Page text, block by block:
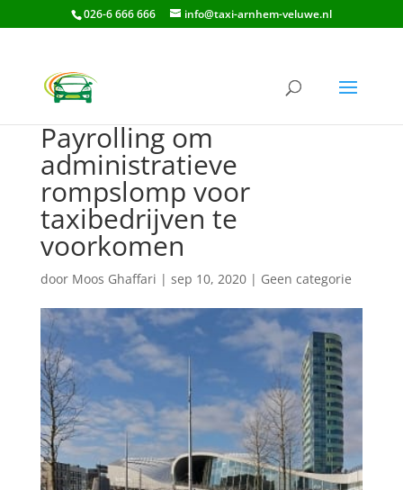
026-6 666 666 info@taxi-arnhem-veluwe.nl
Payrolling om
administratieve
rompslomp voor
taxibedrijven te
voorkomen
door Moos Ghaffari | sep 10, 2020| Geen categorie